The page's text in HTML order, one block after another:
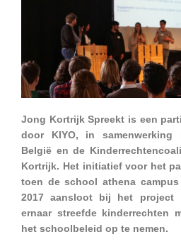
Jong Kortrijk Spreekt is een
door KIYO, in samenwerking
België en de
Kortrijk. Het initiatief voor het
toen de school athena
2017 aansloot bij het project
ernaar streefde kinderrechten
het schoolbeleid op te nemen.